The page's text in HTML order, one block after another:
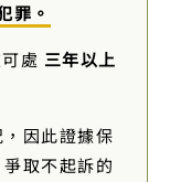
罪。
處 三年以上
因此證據保
取不起訴的